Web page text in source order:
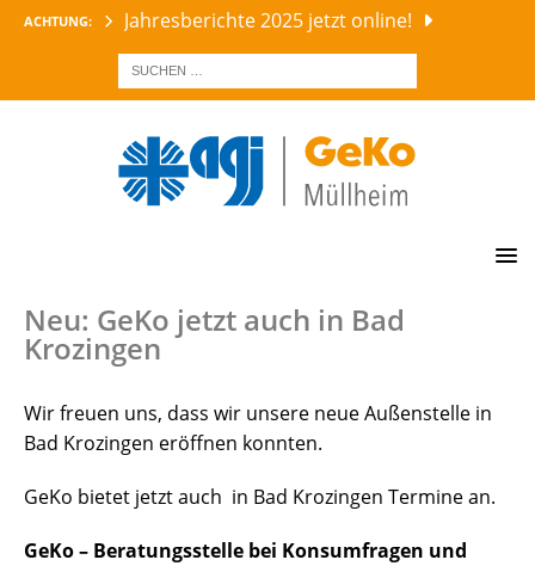
ACHTUNG:
Jahresberichte 2025 jetzt online!
AKTUELLES GEKO
Neu: GeKo jetzt auch in Bad
Krozingen
Wir freuen uns, dass wir unsere neue Außenstelle in
Bad Krozingen eröffnen konnten.
GeKo bietet jetzt auch in Bad Krozingen Termine an.
GeKo – Beratungsstelle bei Konsumfragen und